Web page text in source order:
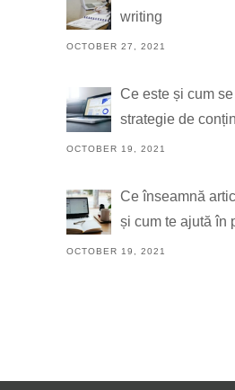
writing
OCTOBER 27, 2021
Ce este și cum
strategie de
OCTOBER 19, 2021
Ce înseamnă
și cum te ajută în
OCTOBER 19, 2021